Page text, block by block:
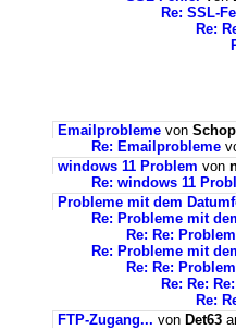
Re: SSL-
Re:
Emailprobleme von
Re: Emailprobleme
windows 11 Problem von
Re: windows 11
Probleme mit dem
Re: Probleme mit
Re: Re:
Re: Probleme mit
Re: Re:
Re: Re:
Re:
FTP-Zugang... von Det63